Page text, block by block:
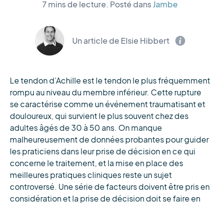
7 mins de lecture. Posté dansJambe
Un article de Elsie Hibbert
Le tendon d’Achille est le tendon le plus fréquemment
rompu au niveau du membre inférieur. Cette rupture
se caractérise comme un événement traumatisant et
douloureux, qui survient le plus souvent chez des
adultes âgés de 30 à 50 ans. On manque
malheureusement de données probantes pour guider
les praticiens dans leur prise de décision en ce qui
concerne le traitement, et la mise en place des
meilleures pratiques cliniques reste un sujet
controversé. Une série de facteurs doivent être pris en
considération et la prise de décision doit se faire en